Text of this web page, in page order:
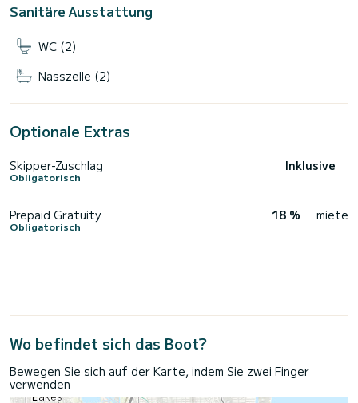
Sanitäre Ausstattung
WC (2)
Nasszelle (2)
Optionale Extras
Skipper-Zuschlag
Obligatorisch
Inklusive
Prepaid Gratuity
Obligatorisch
18 % miete
Wo befindet sich das Boot?
Bewegen Sie sich auf der Karte, indem Sie zwei Finger
verwenden